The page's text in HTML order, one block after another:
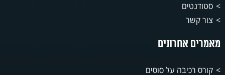
סטודנטים
צור קשר
מאמרים אחרונים
קורס רכיבה על סוסים